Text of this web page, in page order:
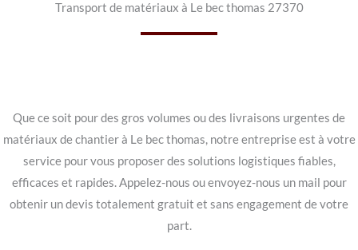
Transport de matériaux à Le bec thomas 27370
Que ce soit pour des gros volumes ou des livraisons urgentes de
matériaux de chantier à Le bec thomas, notre entreprise est à votre
service pour vous proposer des solutions logistiques fiables,
efficaces et rapides. Appelez-nous ou envoyez-nous un mail pour
obtenir un devis totalement gratuit et sans engagement de votre
part.